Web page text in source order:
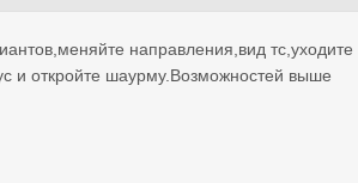
направления,вид тс,уходите
и откройте шаурму.Возможностей выше